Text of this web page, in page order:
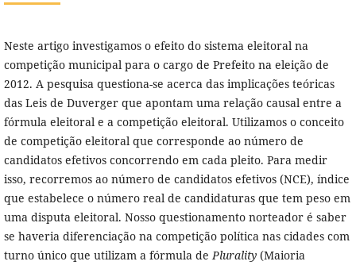
Neste artigo investigamos o efeito do sistema eleitoral na
competição municipal para o cargo de Prefeito na eleição de
2012. A pesquisa questiona-se acerca das implicações teóricas
das Leis de Duverger que apontam uma relação causal entre a
fórmula eleitoral e a competição eleitoral. Utilizamos o conceito
de competição eleitoral que corresponde ao número de
candidatos efetivos concorrendo em cada pleito. Para medir
isso, recorremos ao número de candidatos efetivos (NCE), índice
que estabelece o número real de candidaturas que tem peso em
uma disputa eleitoral. Nosso questionamento norteador é saber
se haveria diferenciação na competição política nas cidades com
turno único que utilizam a fórmula dePlurality(Maioria